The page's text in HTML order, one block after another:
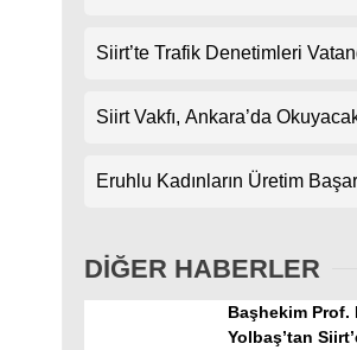
Kuralları”
Siirt’te Trafik Denetimleri
Siirt Vakfı, Ankara’da
Eruhlu Kadınların Üretim
DİĞER HABERLER
Başhekim Prof.
Yolbaş’tan